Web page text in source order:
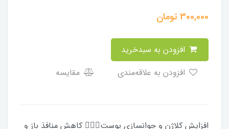
300,000تومان
مقایسه
افزایش کلاژن و جوانسازی پوست⁦🙋🏼‍♀️⁩ کاهش منافذ باز و